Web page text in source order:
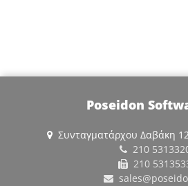
Poseidon
Συνταγματάρχου Δαβάκη
210
210